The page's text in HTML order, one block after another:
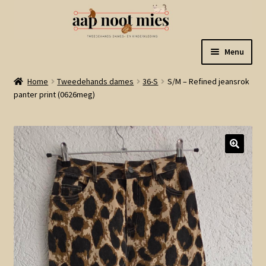
naar
navigatie
de
inhoud
Menu
Welkom
Winkel
Mijn account
Winkelmand
Linkjes
Home Tweedehands dames 36-S
S/M – Refined jeansrok
panter print (0626meg)